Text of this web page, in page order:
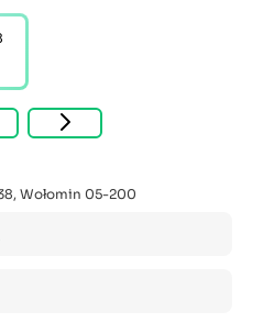
, Wołomin 05-200